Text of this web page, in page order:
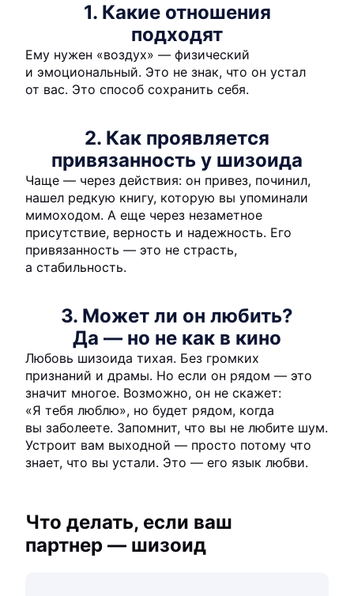
1. Какие отношения
подходят
Ему нужен «воздух» — физический
и эмоциональный. Это не знак, что он устал
от вас. Это способ сохранить себя.
2. Как проявляется
привязанность у шизоида
Чаще — через действия: он привез, починил,
нашел редкую книгу, которую вы упоминали
мимоходом. А еще через незаметное
присутствие, верность и надежность. Его
привязанность — это не страсть,
а стабильность.
3. Может ли он любить?
Да — но не как в кино
Любовь шизоида тихая. Без громких
признаний и драмы. Но если он рядом — это
значит многое. Возможно, он не скажет:
«Я тебя люблю», но будет рядом, когда
вы заболеете. Запомнит, что вы не любите шум.
Устроит вам выходной — просто потому что
знает, что вы устали. Это — его язык любви.
Что делать, если ваш
партнер — шизоид